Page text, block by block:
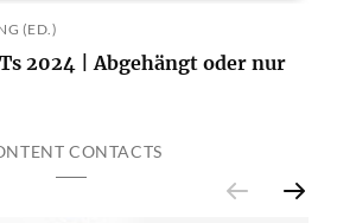
(ED.)
2024 | Abgehängt oder nur
CONTACTS